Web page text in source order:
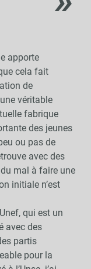
apporte
cela fait
de
véritable
fabrique
des jeunes
ou pas de
avec des
mal à faire une
initiale n’est
qui est un
avec des
partis
pour la